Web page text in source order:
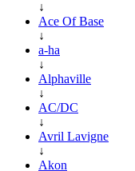
↓
Ace Of Base
↓
a-ha
↓
Alphaville
↓
AC/DC
↓
Avril Lavigne
↓
Akon